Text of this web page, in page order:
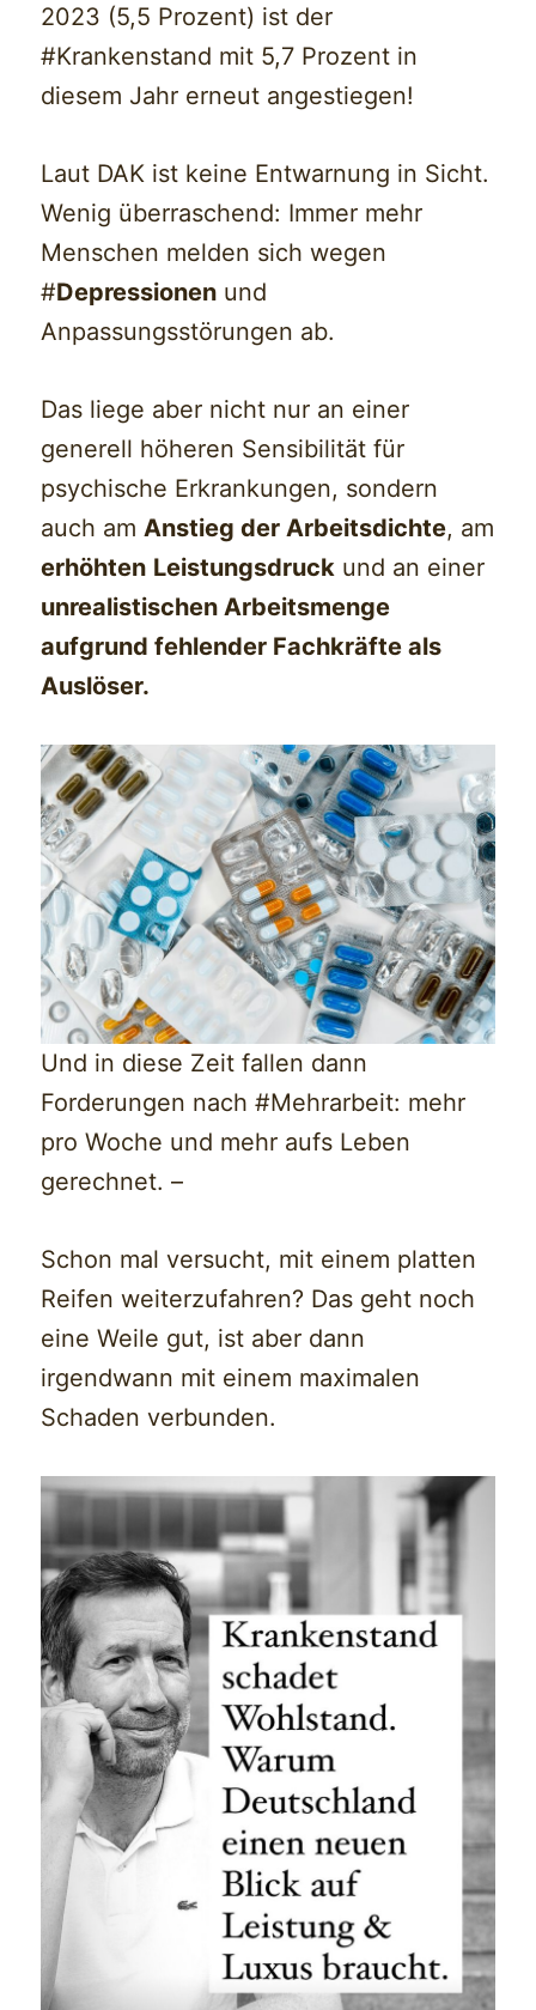
2023 (5,5 Prozent) ist der
#Krankenstand mit 5,7 Prozent in
diesem Jahr erneut angestiegen!
Laut DAK ist keine Entwarnung in Sicht.
Wenig überraschend: Immer mehr
Menschen melden sich wegen
#Depressionen und
Anpassungsstörungen ab.
Das liege aber nicht nur an einer
generell höheren Sensibilität für
psychische Erkrankungen, sondern
auch am Anstieg der Arbeitsdichte, am
erhöhten Leistungsdruck und an einer
unrealistischen Arbeitsmenge
aufgrund fehlender Fachkräfte als
Auslöser.
Und in diese Zeit fallen dann
Forderungen nach #Mehrarbeit: mehr
pro Woche und mehr aufs Leben
gerechnet. –
Schon mal versucht, mit einem platten
Reifen weiterzufahren? Das geht noch
eine Weile gut, ist aber dann
irgendwann mit einem maximalen
Schaden verbunden.